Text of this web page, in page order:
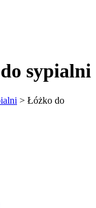
sypialni
> Łóżko do